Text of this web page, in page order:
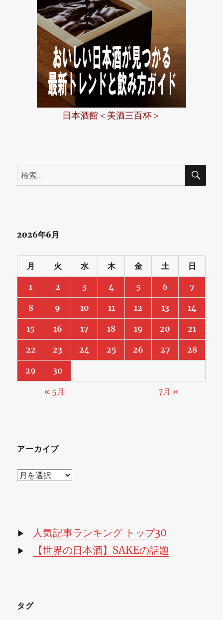
日本酒館＜美酒三百杯＞
検
索:
検
2026年6月
月 火 水 木 金 土 日
1 2 3 4 5 6 7
8 9 10 11 12 13 14
15 16 17 18 19 20 21
22 23 24 25 26 27 28
29 30
« 5月 7月 »
アーカイブ
ア
ブ
▶ 人気記事ランキング トップ30
▶ 【世界の日本酒】SAKEの話題
タグ